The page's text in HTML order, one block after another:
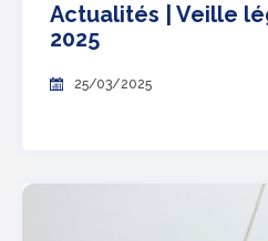
Actualités | Veille
2025
25/03/2025